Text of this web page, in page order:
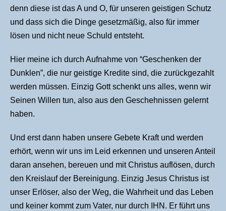
denn diese ist das A und O, für unseren geistigen Schutz
und dass sich die Dinge gesetzmäßig, also für immer
lösen und nicht neue Schuld entsteht.
Hier meine ich durch Aufnahme von “Geschenken der
Dunklen”, die nur geistige Kredite sind, die zurückgezahlt
werden müssen. Einzig Gott schenkt uns alles, wenn wir
Seinen Willen tun, also aus den Geschehnissen gelernt
haben.
Und erst dann haben unsere Gebete Kraft und werden
erhört, wenn wir uns im Leid erkennen und unseren Anteil
daran ansehen, bereuen und mit Christus auflösen, durch
den Kreislauf der Bereinigung. Einzig Jesus Christus ist
unser Erlöser, also der Weg, die Wahrheit und das Leben
und keiner kommt zum Vater, nur durch IHN. Er führt uns